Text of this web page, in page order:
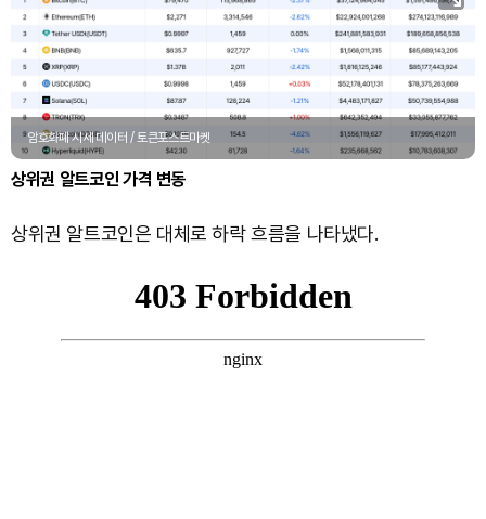
암호화폐 시세 데이터 / 토큰포스트마켓
상위권 알트코인 가격 변동
상위권 알트코인은 대체로 하락 흐름을 나타냈다.